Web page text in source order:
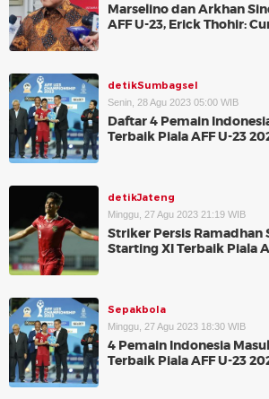
Marselino dan Arkhan
AFF U-23, Erick Thohir:
detikSumbagsel
Senin, 28 Agu 2023 05:00 WIB
Daftar 4 Pemain
Terbaik Piala AFF U-23
detikJateng
Minggu, 27 Agu 2023 21:19 WIB
Striker Persis Ramadhan
Starting XI Terbaik Piala
Sepakbola
Minggu, 27 Agu 2023 18:30 WIB
4 Pemain Indonesia
Terbaik Piala AFF U-23